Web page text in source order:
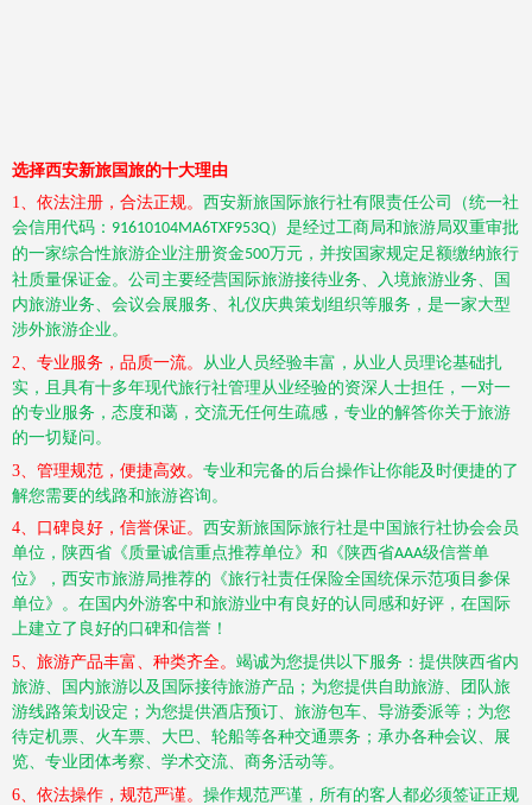
选择西安新旅国旅的十大理由
1、依法注册，合法正规。 西安新旅国际旅行社有限责任公司（统一社
会信用代码： 91610104MA6TXF953Q）是经过工商局和旅游局双重审批
的一家综合性旅游企业注册资金500万元，并按国家规定足额缴纳旅行
社质量保证金。公司主要经营国际旅游接待业务、入境旅游业务、国
内旅游业务、会议会展服务、礼仪庆典策划组织等服务，是一家大型
涉外旅游企业。
2、专业服务，品质一流。
从业人员经验丰富，从业人员理论基础扎
实，且具有十多年现代旅行社管理从业经验的资深人士担任，一对一
的专业服务，态度和蔼，交流无任何生疏感，专业的解答你关于旅游
的一切疑问。
3、管理规范，便捷高效。 专业和完备的后台操作让你能及时便捷的了
解您需要的线路和旅游咨询。
4、口碑良好，信誉保证。 西安新旅国际旅行社是中国旅行社协会会员
单位，陕西省《质量诚信重点推荐单位》和《陕西省AAA级信誉单
位》，西安市旅游局推荐的《旅行社责任保险全国统保示范项目参保
单位》。在国内外游客中和旅游业中有良好的认同感和好评，在国际
上建立了良好的口碑和信誉！
5、旅游产品丰富、种类齐全。 竭诚为您提供以下服务：提供陕西省内
旅游、国内旅游以及国际接待旅游产品；为您提供自助旅游、团队旅
游线路策划设定；为您提供酒店预订、旅游包车、导游委派等；为您
待定机票、火车票、大巴、轮船等各种交通票务；承办各种会议、展
览、专业团体考察、学术交流、商务活动等。
6、依法操作，规范严谨。 操作规范严谨，所有的客人都必须签证正规